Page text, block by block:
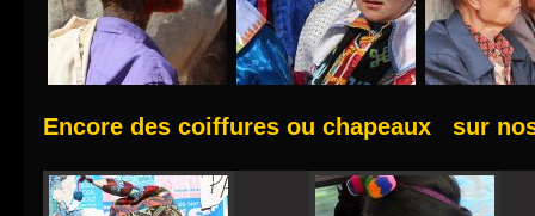
Encore des coiffures ou chapeaux sur